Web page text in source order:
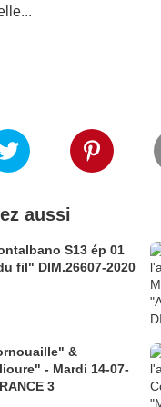
aussi
S13 ép 01
fil" DIM.26607-2020
&
- Mardi 14-07-
3